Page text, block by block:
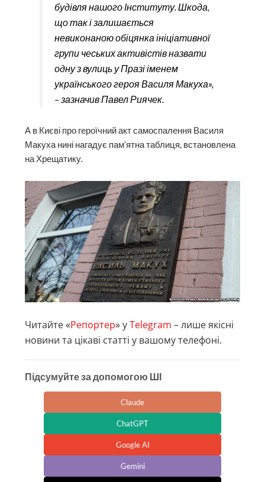
будівля нашого Інституту. Шкода,
що так і залишається
невиконаною обіцянка ініціативної
групи чеських активістів назвати
одну з вулиць у Празі іменем
українського героя Василя Макуха»,
– зазначив Павел Риячек.
А в Києві про героїчний акт самоспалення Василя
Макуха нині нагадує пам’ятна таблиця, встановлена
на Хрещатику.
Читайте «Репортер» уTelegram – лише якісні
новини та цікаві статті у вашому телефоні.
Підсумуйте за допомогою ШІ
Claude
ChatGPT
Google AI
Gemini